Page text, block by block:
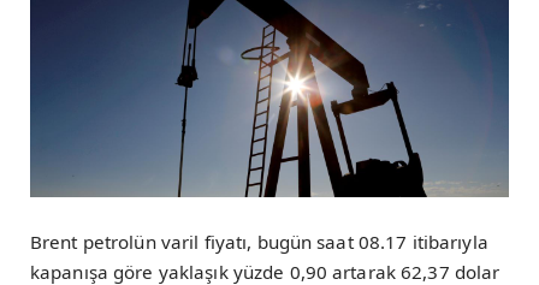
Brent petrolün varil fiyatı, bugün saat 08.17 itibarıyla
kapanışa göre yaklaşık yüzde 0,90 artarak 62,37 dolar